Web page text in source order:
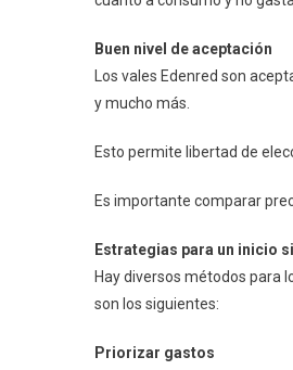
Buen nivel de aceptación
Los vales Edenred son
y mucho más.
Esto permite libertad de
Es importante comparar
Estrategias para un inicio
Hay diversos métodos para
son los siguientes:
Priorizar gastos